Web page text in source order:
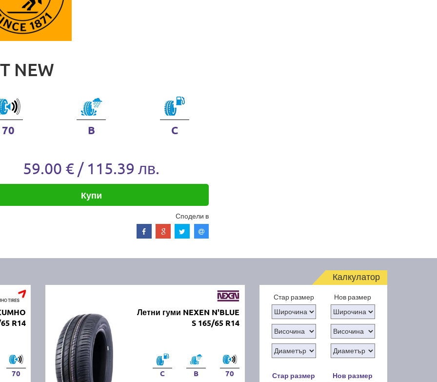
NEW
70 B C
59.00 € / 115.39 лв.
Купи
Сподели в
R14
70
Летни гуми NEXEN N'BLUE
S 165/65 R14
C B 70
Калкулатор
Стар размер Нов размер
Стар размер
Нов размер